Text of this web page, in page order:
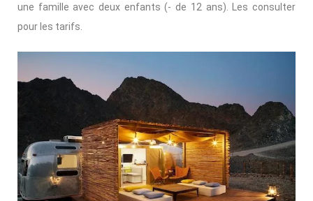
une famille avec deux enfants (- de 12 ans). Les consulter
pour les tarifs.